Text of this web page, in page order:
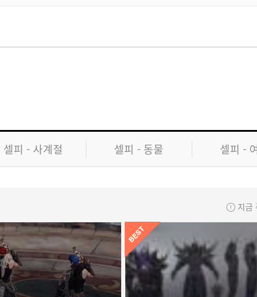
셀피 - 사계절 셀피 - 동물 셀피 -
지금